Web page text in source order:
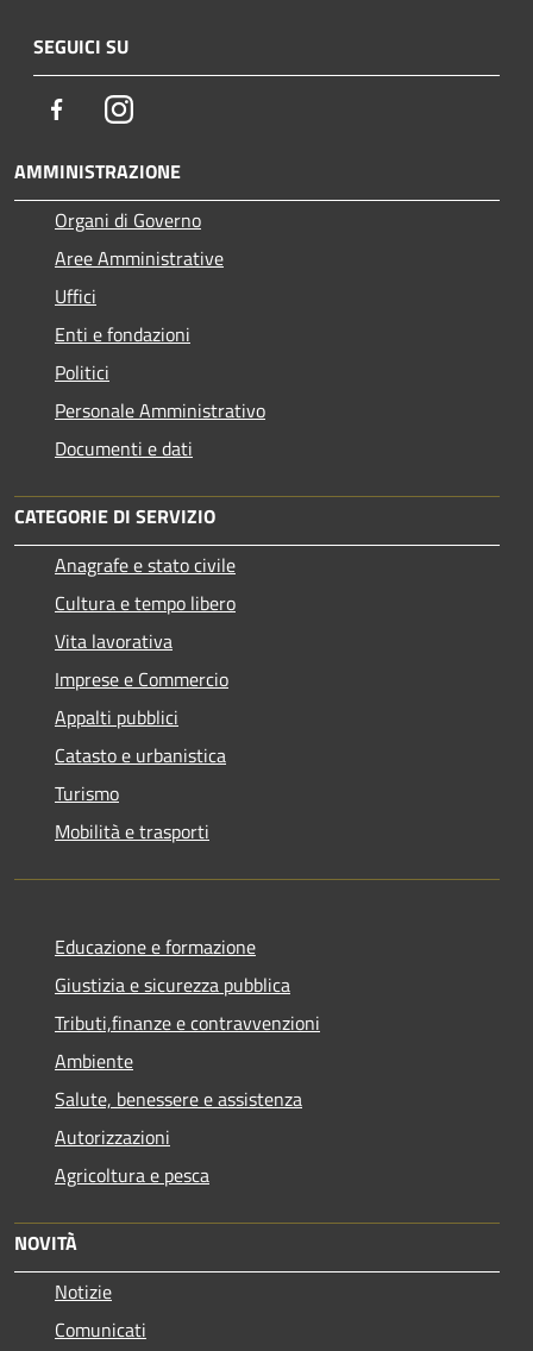
SEGUICI SU
FacebookInstagram
AMMINISTRAZIONE
Organi di Governo
Aree Amministrative
Uffici
Enti e fondazioni
Politici
Personale Amministrativo
Documenti e dati
CATEGORIE DI SERVIZIO
Anagrafe e stato civile
Cultura e tempo libero
Vita lavorativa
Imprese e Commercio
Appalti pubblici
Catasto e urbanistica
Turismo
Mobilità e trasporti
Educazione e formazione
Giustizia e sicurezza pubblica
Tributi,finanze e contravvenzioni
Ambiente
Salute, benessere e assistenza
Autorizzazioni
Agricoltura e pesca
NOVITÀ
Notizie
Comunicati